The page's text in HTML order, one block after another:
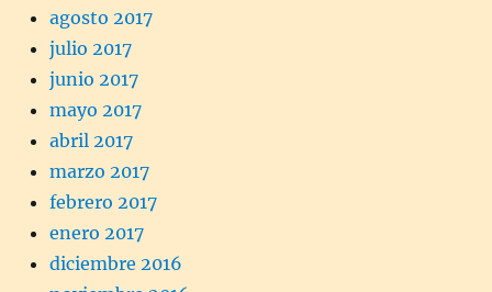
agosto 2017
julio 2017
junio 2017
mayo 2017
abril 2017
marzo 2017
febrero 2017
enero 2017
diciembre 2016